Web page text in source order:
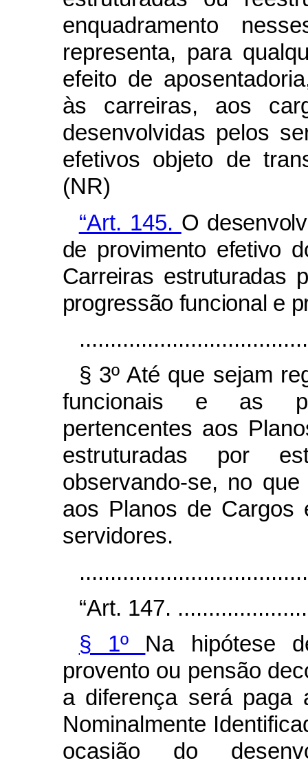
enquadramento
representa, para
efeito de
às carreiras, aos
desenvolvidas pelos
efetivos objeto de
(NR)
“Art. 145. O
de provimento efetivo
Carreiras estruturadas
progressão funcional e
§ 3º Até que sejam
funcionais e as
pertencentes aos
estruturadas por
observando-se, no
aos Planos de Cargos
servidores.
“Art. 147.
§ 1º Na hipótese
provento ou pensão
a diferença será paga
Nominalmente
ocasião do